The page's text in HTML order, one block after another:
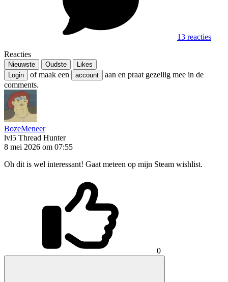
13 reacties
Reacties
Nieuwste Oudste
Likes
Login
of maak een account
aan en praat gezellig mee in de
comments.
BozeMeneer
lvl5 Thread Hunter
8 mei 2026 om 07:55
Oh dit is wel interessant! Gaat meteen op mijn Steam wishlist.
0